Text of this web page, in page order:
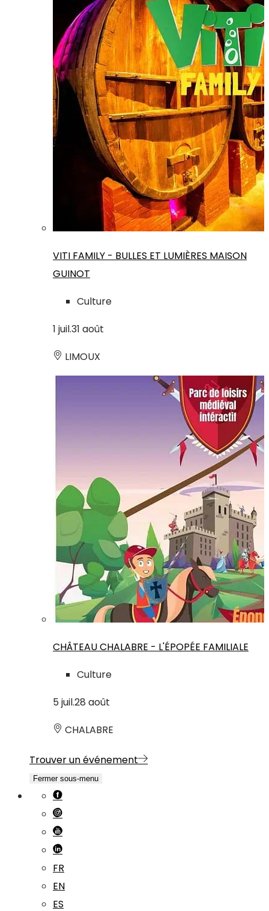
VITI FAMILY - BULLES ET LUMIÈRES MAISON
GUINOT
Culture
1 juil.31 août
LIMOUX
CHÂTEAU CHALABRE - L'ÉPOPÉE FAMILIALE
Culture
5 juil.28 août
CHALABRE
Trouver un événement
Fermer sous-menu
FR
EN
ES